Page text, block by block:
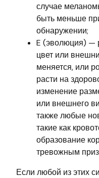
случае
быть меньше
обнаружении;
E (эволюция) —
цвет или
меняется, или
расти на
изменение
или внешнего
также любые
такие как
образование
тревожным
Если любой из этих